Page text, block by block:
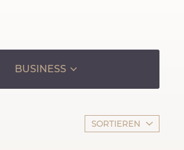
BUSINESS
SORTIEREN